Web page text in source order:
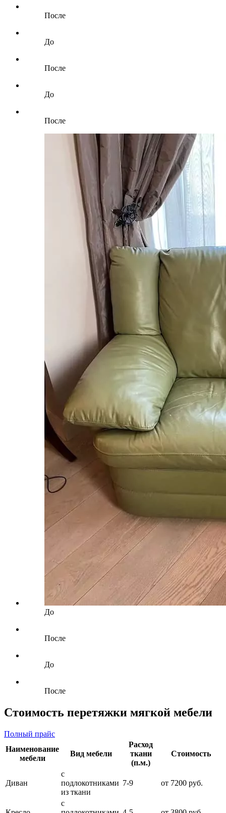
После
До
После
До
После
До
После
До
После
Стоимость перетяжки мягкой мебели
Полный прайс
Наименование
мебели
Вид мебели
Расход
ткани
(п.м.)
Стоимость
Диван
с
подлокотниками
из ткани
7-9 от 7200 руб.
с